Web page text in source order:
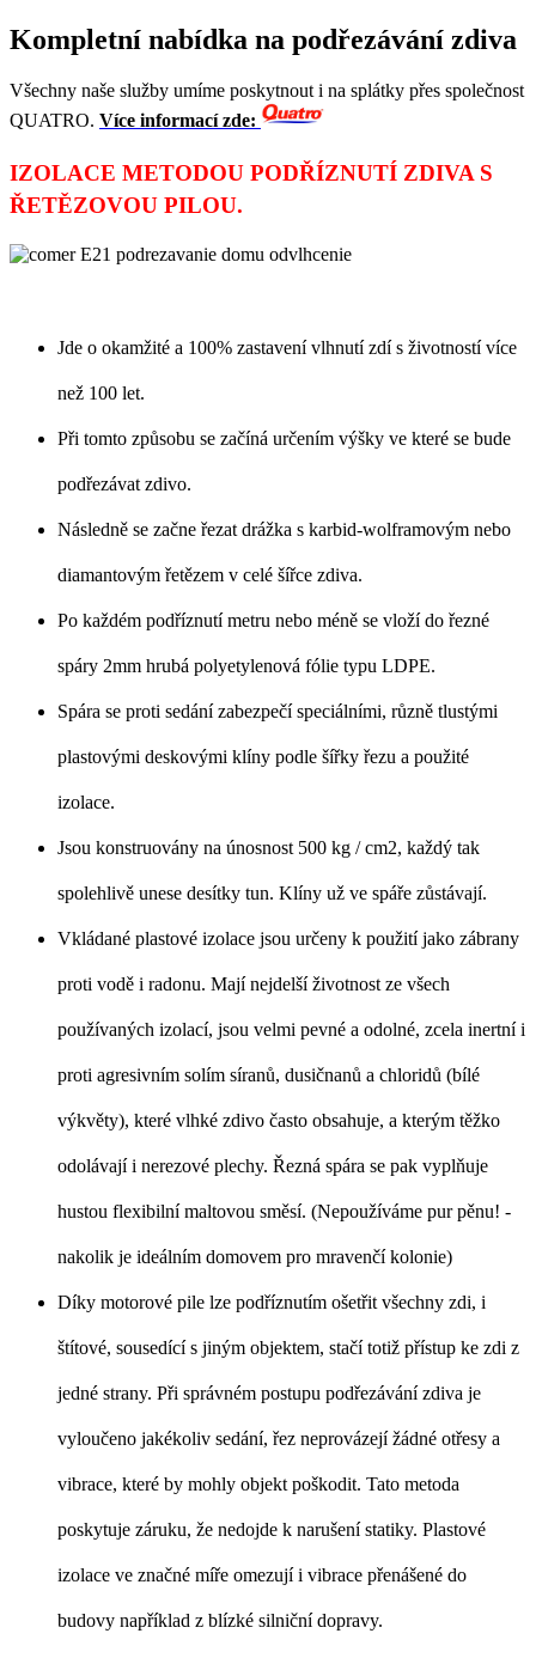
Kompletní nabídka na podřezávání zdiva
Všechny naše služby umíme poskytnout i na splátky přes společnost
QUATRO. Více informací zde:
IZOLACE METODOU PODŘÍZNUTÍ ZDIVA S
ŘETĚZOVOU PILOU.
Jde o okamžité a 100% zastavení vlhnutí zdí s životností více
než 100 let.
Při tomto způsobu se začíná určením výšky ve které se bude
podřezávat zdivo.
Následně se začne řezat drážka s karbid-wolframovým nebo
diamantovým řetězem v celé šířce zdiva.
Po každém podříznutí metru nebo méně se vloží do řezné
spáry 2mm hrubá polyetylenová fólie typu LDPE.
Spára se proti sedání zabezpečí speciálními, různě tlustými
plastovými deskovými klíny podle šířky řezu a použité
izolace.
Jsou konstruovány na únosnost 500 kg / cm2, každý tak
spolehlivě unese desítky tun. Klíny už ve spáře zůstávají.
Vkládané plastové izolace jsou určeny k použití jako zábrany
proti vodě i radonu. Mají nejdelší životnost ze všech
používaných izolací, jsou velmi pevné a odolné, zcela inertní i
proti agresivním solím síranů, dusičnanů a chloridů (bílé
výkvěty), které vlhké zdivo často obsahuje, a kterým těžko
odolávají i nerezové plechy. Řezná spára se pak vyplňuje
hustou flexibilní maltovou směsí. (Nepoužíváme pur pěnu! -
nakolik je ideálním domovem pro mravenčí kolonie)
Díky motorové pile lze podříznutím ošetřit všechny zdi, i
štítové, sousedící s jiným objektem, stačí totiž přístup ke zdi z
jedné strany. Při správném postupu podřezávání zdiva je
vyloučeno jakékoliv sedání, řez neprovázejí žádné otřesy a
vibrace, které by mohly objekt poškodit. Tato metoda
poskytuje záruku, že nedojde k narušení statiky. Plastové
izolace ve značné míře omezují i vibrace přenášené do
budovy například z blízké silniční dopravy.